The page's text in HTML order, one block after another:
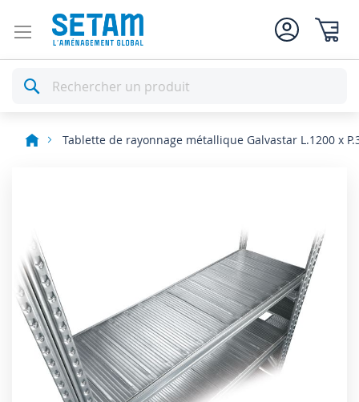
Rechercher
Tablette de rayonnage métallique Galvastar L.1200 x
the
images
gallery